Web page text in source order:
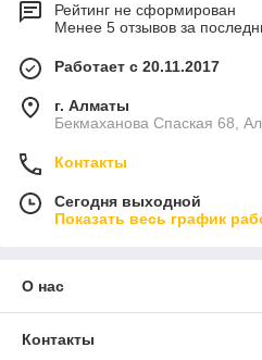
Рейтинг не сформирован
Менее 5 отзывов за
Работает с 20.11.2017
г. Алматы
Бекмаханова Спаская 68,
Контакты
Сегодня выходной
Показать весь график
О нас
Контакты